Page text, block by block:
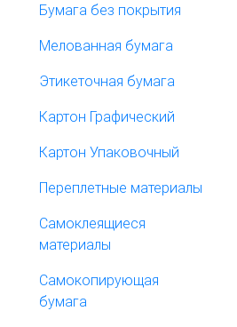
Бумага без покрытия
Мелованная бумага
Этикеточная бумага
Картон Графический
Картон Упаковочный
Переплетные материалы
Самоклеящиеся
материалы
Самокопирующая
бумага